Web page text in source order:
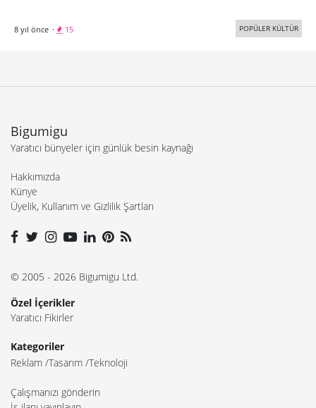
8 yıl önce · 15 POPÜLER KÜLTÜR
Bigumigu
Yaratıcı bünyeler için günlük besin kaynağı
Hakkımızda
Künye
Üyelik, Kullanım ve Gizlilik Şartları
© 2005 - 2026 Bigumigu Ltd.
Özel İçerikler
Yaratıcı Fikirler
Kategoriler
Reklam Tasarım Teknoloji
Çalışmanızı gönderin